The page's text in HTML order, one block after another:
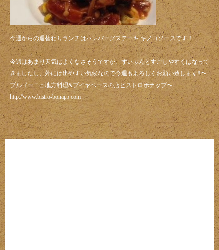
今週からの週替わりランチはハンバーグステーキ キノコソースです！
今週はあまり天気はよくなさそうですが、ずいぶんとすごしやすくはなって
きましたし、外には出やすい気候なので今週もよろしくお願い致します‼️〜
ブルゴーニュ地方料理&ブイヤベースの店ビストロボナップ〜
http://www.bistro-bonapp.com